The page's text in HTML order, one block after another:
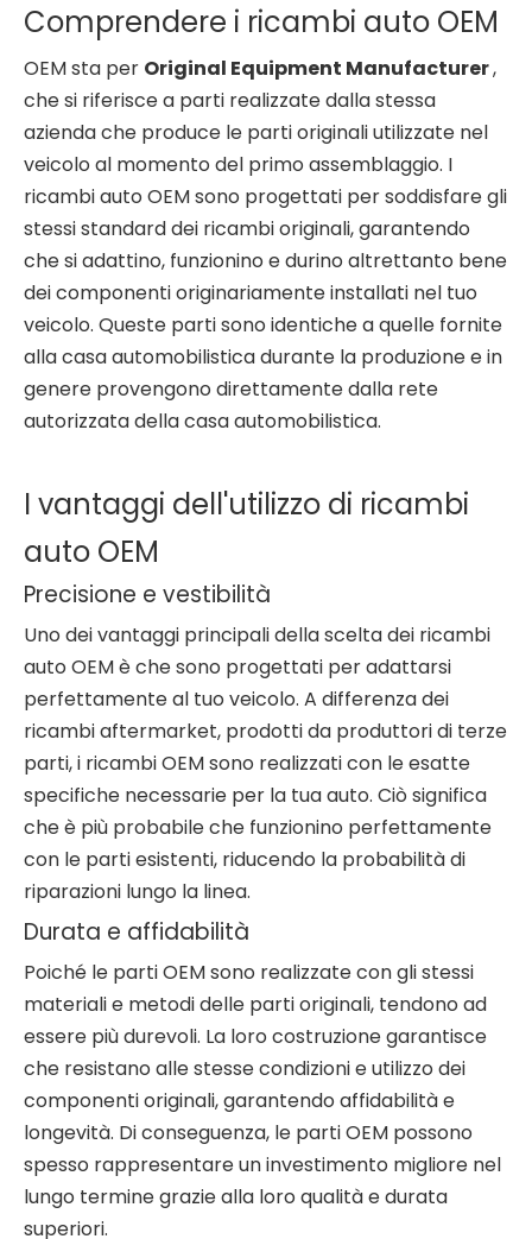
Comprendere i ricambi auto OEM
OEM sta per Original Equipment Manufacturer,
che si riferisce a parti realizzate dalla stessa
azienda che produce le parti originali utilizzate nel
veicolo al momento del primo assemblaggio. I
ricambi auto OEM sono progettati per soddisfare gli
stessi standard dei ricambi originali, garantendo
che si adattino, funzionino e durino altrettanto bene
dei componenti originariamente installati nel tuo
veicolo. Queste parti sono identiche a quelle fornite
alla casa automobilistica durante la produzione e in
genere provengono direttamente dalla rete
autorizzata della casa automobilistica.
I vantaggi dell'utilizzo di ricambi
auto OEM
Precisione e vestibilità
Uno dei vantaggi principali della scelta dei ricambi
auto OEM è che sono progettati per adattarsi
perfettamente al tuo veicolo. A differenza dei
ricambi aftermarket, prodotti da produttori di terze
parti, i ricambi OEM sono realizzati con le esatte
specifiche necessarie per la tua auto. Ciò significa
che è più probabile che funzionino perfettamente
con le parti esistenti, riducendo la probabilità di
riparazioni lungo la linea.
Durata e affidabilità
Poiché le parti OEM sono realizzate con gli stessi
materiali e metodi delle parti originali, tendono ad
essere più durevoli. La loro costruzione garantisce
che resistano alle stesse condizioni e utilizzo dei
componenti originali, garantendo affidabilità e
longevità. Di conseguenza, le parti OEM possono
spesso rappresentare un investimento migliore nel
lungo termine grazie alla loro qualità e durata
superiori.